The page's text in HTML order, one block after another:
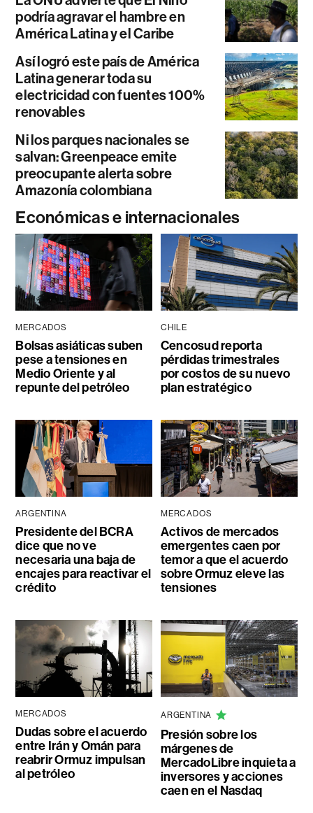
podría agravar el hambre en
América Latina y el Caribe
Así logró este país de América
Latina generar toda su
electricidad con fuentes 100%
renovables
Ni los parques nacionales se
salvan: Greenpeace emite
preocupante alerta sobre
Amazonía colombiana
Económicas e internacionales
MERCADOS
Bolsas asiáticas suben
pese a tensiones en
Medio Oriente y al
repunte del petróleo
CHILE
Cencosud reporta
pérdidas trimestrales
por costos de su nuevo
plan estratégico
ARGENTINA
Presidente del BCRA
dice que no ve
necesaria una baja de
encajes para reactivar el
crédito
MERCADOS
Activos de mercados
emergentes caen por
temor a que el acuerdo
sobre Ormuz eleve las
tensiones
MERCADOS
Dudas sobre el acuerdo
entre Irán y Omán para
reabrir Ormuz impulsan
al petróleo
ARGENTINA
Presión sobre los
márgenes de
MercadoLibre inquieta a
inversores y acciones
caen en el Nasdaq